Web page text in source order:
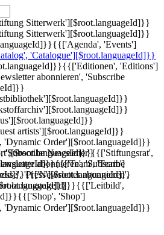
Sitterwerk'][$root.languageId]}}
Sitterwerk'][$root.languageId]}}
{{['Agenda', 'Events']
'Catalogue'][$root.languageId]}}
{{['Editionen', 'Editions']
abonnieren', 'Subscribe
artists'][$root.languageId]}}
Order'][$root.languageId]}}
{{['Stiftungsrat',
{{['Team', 'Team']
'Press'][$root.languageId]}}
{{['Leitbild',
{{['Shop', 'Shop']
'Subscribe Newsletter']
abonnieren', 'Subscribe
{{['Newsletter abonnieren',
'Dynamic Order'][$root.languageId]}}